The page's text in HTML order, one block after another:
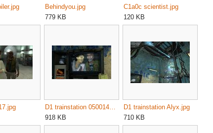
Behindyou.jpg
779 KB
C1a0c scientist.jpg
120 KB
D1 trainstation 05001415.jpg
918 KB
D1 trainstation Alyx.jpg
710 KB